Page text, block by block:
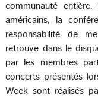
communauté
américains, la
responsabilité de
retrouve dans le
par les membres
concerts présentés
Week sont réalisés